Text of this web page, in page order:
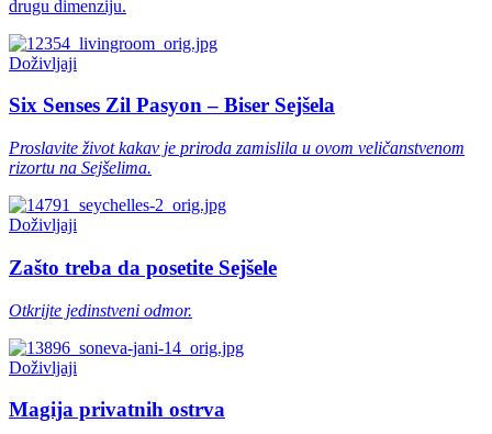
drugu dimenziju.
Doživljaji
Six Senses Zil Pasyon – Biser Sejšela
Proslavite život kakav je priroda zamislila u ovom veličanstvenom
rizortu na Sejšelima.
Doživljaji
Zašto treba da posetite Sejšele
Otkrijte jedinstveni odmor.
Doživljaji
Magija privatnih ostrva